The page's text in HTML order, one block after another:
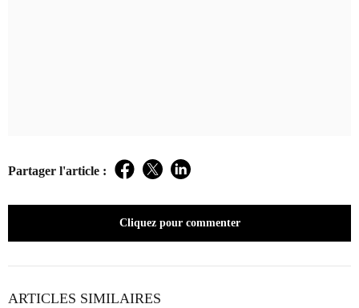
Partager l'article : Facebook
TwitterLinkedIn
Cliquez pour commenter
ARTICLES SIMILAIRES